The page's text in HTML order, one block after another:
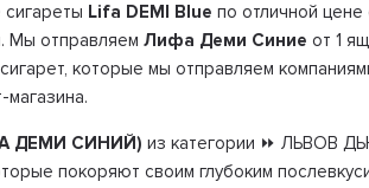
Lifa DEMI Blue по отличной
Мы отправляемЛифа Деми Синие от 1
которые мы отправляем
магазина.
ДЕМИ СИНИЙ) из категории ⏩ ЛЬВОВ
покоряют своим глубоким